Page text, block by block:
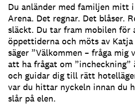
Du anländer med familjen
Arena. Det regnar. Det blåser.
släckt. Du tar fram mobilen för
öppettiderna och möts av Katja
säger ”Välkommen – fråga mig
att ha frågat om ”incheckning”
och guidar dig till rätt
var du hittar nyckeln innan du
slår på elen.